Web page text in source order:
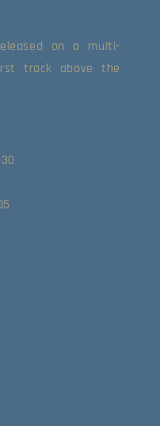
on a multi-
track above the